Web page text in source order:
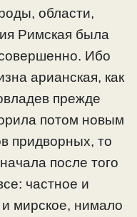
области,
Римская была
Ибо
арианская, как
прежде
потом новым
придворных, то
после того
частное и
мирское, нимало